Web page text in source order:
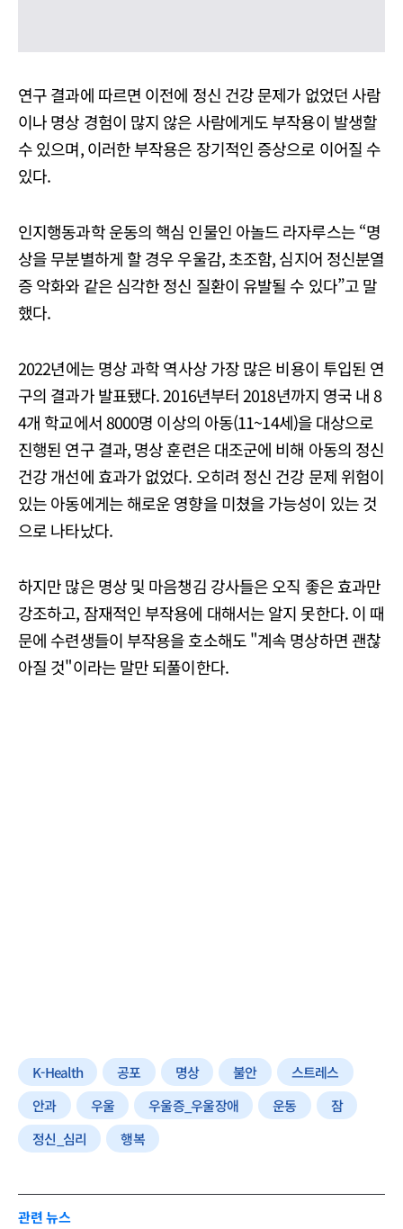
연구 결과에 따르면 이전에 정신 건강 문제가 없었던 사람
이나 명상 경험이 많지 않은 사람에게도 부작용이 발생할
수 있으며, 이러한 부작용은 장기적인 증상으로 이어질 수
있다.
인지행동과학 운동의 핵심 인물인 아놀드 라자루스는 “명
상을 무분별하게 할 경우 우울감, 초조함, 심지어 정신분열
증 악화와 같은 심각한 정신 질환이 유발될 수 있다”고 말
했다.
2022년에는 명상 과학 역사상 가장 많은 비용이 투입된 연
구의 결과가 발표됐다. 2016년부터 2018년까지 영국 내 8
4개 학교에서 8000명 이상의 아동(11~14세)을 대상으로
진행된 연구 결과, 명상 훈련은 대조군에 비해 아동의 정신
건강 개선에 효과가 없었다. 오히려 정신 건강 문제 위험이
있는 아동에게는 해로운 영향을 미쳤을 가능성이 있는 것
으로 나타났다.
하지만 많은 명상 및 마음챙김 강사들은 오직 좋은 효과만
강조하고, 잠재적인 부작용에 대해서는 알지 못한다. 이 때
문에 수련생들이 부작용을 호소해도 "계속 명상하면 괜찮
아질 것"이라는 말만 되풀이한다.
K-Health 공포 명상 불안
스트레스
안과
우울 우울증_우울장애 운동
잠
정신_심리
행복
관련 뉴스